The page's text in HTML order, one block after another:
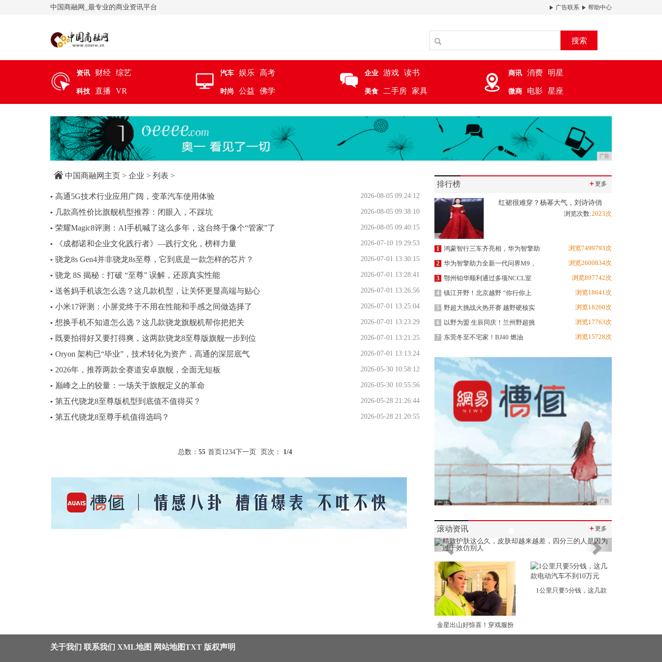
中国商融网_最专业的商业资讯平台 广告联系 帮助中心
搜索
资讯 财经 综艺
科技 直播 VR
汽车 娱乐 高考
时尚 公益 佛学
企业 游戏 读书
美食 二手房 家具
商讯 消费 明星
微商 电影 星座
广告
中国商融网主页 > 企业 > 列表 >
▪ 高通5G技术行业应用广阔，变革汽车使用体验 2026-08-05 09:24:12
▪ 几款高性价比旗舰机型推荐：闭眼入，不踩坑 2026-08-05 09:38:10
▪ 荣耀Magic8评测：AI手机喊了这么多年，这台终于像个“管家”了 2026-08-05 09:40:15
▪ 《成都诺和企业文化践行者》—践行文化，榜样力量 2026-07-10 19:29:53
▪ 骁龙8s Gen4并非骁龙8s至尊，它到底是一款怎样的芯片？ 2026-07-01 13:30:15
▪ 骁龙 8S 揭秘：打破 “至尊” 误解，还原真实性能 2026-07-01 13:28:41
▪ 送爸妈手机该怎么选？这几款机型，让关怀更显高端与贴心 2026-07-01 13:26:56
▪ 小米17评测：小屏党终于不用在性能和手感之间做选择了 2026-07-01 13:25:04
▪ 想换手机不知道怎么选？这几款骁龙旗舰机帮你把把关 2026-07-01 13:23:29
▪ 既要拍得好又要打得爽，这两款骁龙8至尊版旗舰一步到位 2026-07-01 13:21:25
▪ Oryon 架构已“毕业”，技术转化为资产，高通的深层底气 2026-07-01 13:13:24
▪ 2026年，推荐两款全赛道安卓旗舰，全面无短板 2026-05-30 10:58:12
▪ 巅峰之上的较量：一场关于旗舰定义的革命 2026-05-30 10:55:56
▪ 第五代骁龙8至尊版机型到底值不值得买？ 2026-05-28 21:26:44
▪ 第五代骁龙8至尊手机值得选吗？ 2026-05-28 21:20:55
总数： 55 首页1234下一页 页次： 1/4
排行榜 ＋更多
红裙很难穿？杨幂大气，刘诗诗俏
浏览次数:2023次
1 鸿蒙智行三车齐亮相，华为智擎助 浏览7499793次
2 华为智擎助力全新一代问界M9， 浏览2600834次
3 鄂州铂华顺利通过多项NCCL室 浏览897742次
4 镇江开野！北京越野 “你行你上 浏览18641次
5 野超大挑战火热开赛 越野硬核实 浏览18260次
6 以野为盟 生辰同庆！兰州野超挑 浏览17763次
7 东莞冬至不宅家！BJ40 燃油 浏览15728次
广告
滚动资讯 ＋更多
Previous Next
金星出山好惊喜！穿戏服扮
1公里只要5分钱，这几款
关于我们 联系我们 XML地图 网站地图TXT 版权声明